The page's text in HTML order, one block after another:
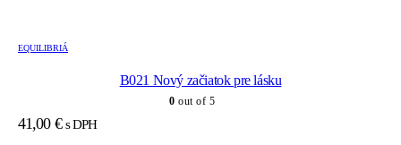
EQUILIBRIÁ
B021 Nový začiatok pre lásku
0 out of 5
41,00 € s DPH